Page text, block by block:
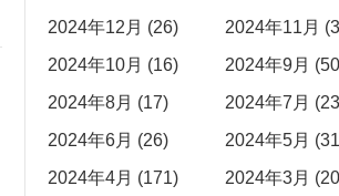
2024年12月 (26)
2024年11月
2024年10月 (16)
2024年9月
2024年8月 (17)
2024年7月
2024年6月 (26)
2024年5月
2024年4月 (171)
2024年3月